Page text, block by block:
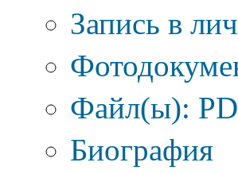
Запись в
Файл(ы):
Биография